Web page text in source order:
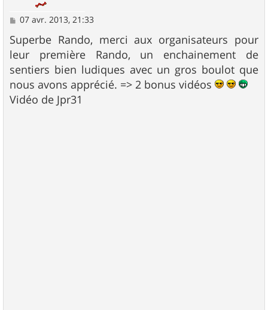
M
s
s
a
g
e
07 avr. 2013, 21:33
Superbe Rando, merci aux organisateurs pour
leur première Rando, un enchainement de
sentiers bien ludiques avec un gros boulot que
nous avons apprécié. => 2 bonus vidéos
Vidéo de Jpr31